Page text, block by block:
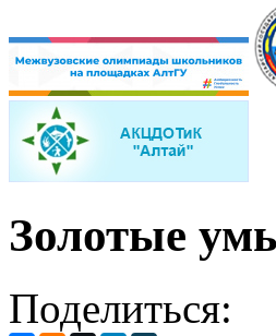
Золотые
Поделиться: